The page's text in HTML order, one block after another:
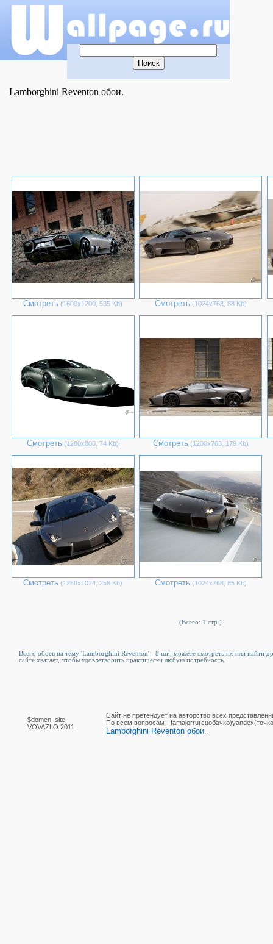
Lamborghini Reventon обои.
Смотреть (1600х1200, 535 Kb) Смотреть (1024х768, 88 Kb)
Смотреть (1280х800, 74 Kb) Смотреть (1200х768, 179 Kb)
Смотреть (1280х1024, 258 Kb) Смотреть (1024х768, 85 Kb)
(Всего: 1 стр.)
Всего обоев на тему 'Lamborghini Reventon' - 8 шт., можете смотреть их или найти
сайте хватает, чтобы удовлетворить практически любую потребность.
$domen_site
VOVAZLO 2011
Сайт не претендует на авторство всех
По вcем вопросам -
Lamborghini Reventon обои